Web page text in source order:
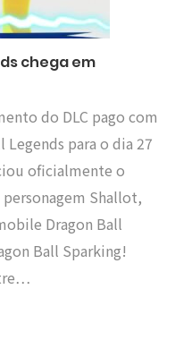
chega em
do DLC pago com
para o dia 27
oficialmente o
Shallot,
Dragon Ball
Ball Sparking!